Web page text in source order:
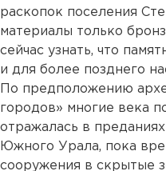
раскопок поселения
материалы только
сейчас узнать, что
и для более позднего
По предположению
городов» многие века
отражалась в
Южного Урала, пока
сооружения в скрытые